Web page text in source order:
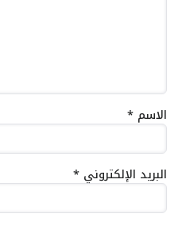
الاسم *
البريد الإلكتروني *